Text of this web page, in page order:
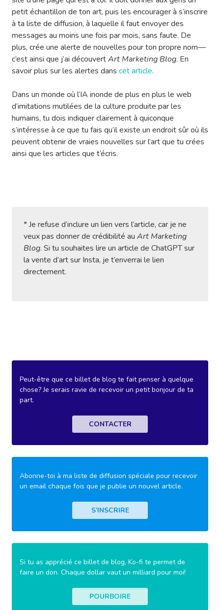
petit échantillon de ton art, puis les encourager à s’inscrire
à ta liste de diffusion, à laquelle il faut envoyer des
messages au moins une fois par mois, sans faute. De
plus, crée une alerte de nouvelles pour ton propre nom—
c’est ainsi que j’ai découvertArt Marketing Blog. En
savoir plus sur les alertes dans cet article.
Dans un monde où l’IA inonde de plus en plus le web
d’imitations mutilées de la culture produite par les
humains, tu dois indiquer clairement à quiconque
s’intéresse à ce que tu fais qu’il existe un endroit sûr où ils
peuvent obtenir de vraies nouvelles sur l’art que tu crées
ainsi que les articles que t’écris.
* Je refuse d’inclure un lien vers l’article, car je ne
veux pas donner de crédibilité au Art Marketing
Blog. Si tu souhaites lire un article de ChatGPT sur
la vente d’art sur Insta, je t’enverrai le lien
directement.
Peut-être que ce billet de blog te fait penser à quelque
chose? Je serais ravie de recevoir un petit bonjour de ta
part.
CONTACTER
Abonne-toi à ma liste de diffusion spéciale pour recevoir
un email chaque fois que je publie un nouvel article.
S’INSCRIRE
Si tu as apprécié ce billet de blog, Ko-fi te permet de
faire un don. Chaque dollar vaut un milliard pour moi!
POURBOIRE